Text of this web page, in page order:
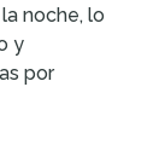
noche, lo
y
por